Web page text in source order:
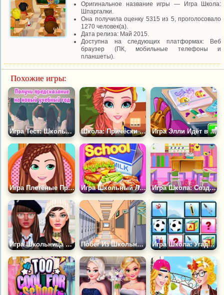
Оригинальное название игры — Игра Школа:
Шпаргалки.
Она получила оценку 5315 из 5, проголосовало
1270 человек(а).
Дата релиза: Май 2015.
Доступна на следующих платформах: Веб
браузер (ПК, мобильные телефоны и
планшеты).
Похожие игры:
Игра Тест: Школьная Форма и Предсказание на Учебный Год Школа: Причёски на Выпускной Игра Элли Идёт в Школу
Игра Плетёные Причёски в Школу Игра Школьный Ланч-бокс Игра Школа: Создай Класс
Игра Школьница Против Бунтарки Побег Из Школьного Коридора Игра Школа: Угадай Картинку